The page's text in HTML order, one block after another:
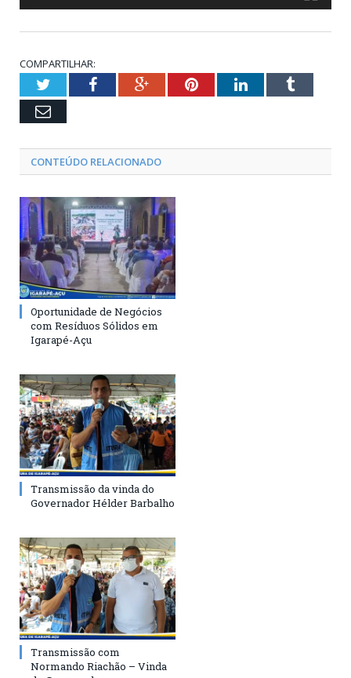
COMPARTILHAR:
TwitterFacebookGoogle+PinterestLinkedInTumblr
Email
CONTEÚDO RELACIONADO
Oportunidade de Negócios
com Resíduos Sólidos em
Igarapé-Açu
Transmissão da vinda do
Governador Hélder Barbalho
Transmissão com
Normando Riachão – Vinda